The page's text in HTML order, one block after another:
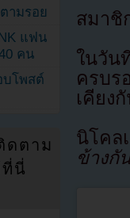
สมาชิ
ในวัน
ครบร
เคียง
นิโค
ข้างกั
ามรอย
แฟน
คน
บโพสต์
ดตาม
นี่